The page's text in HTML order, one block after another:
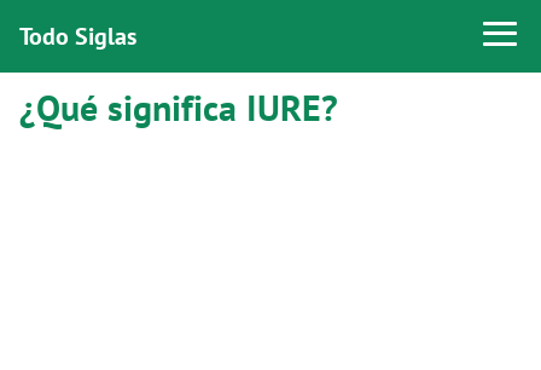
Todo Siglas
¿Qué significa IURE?